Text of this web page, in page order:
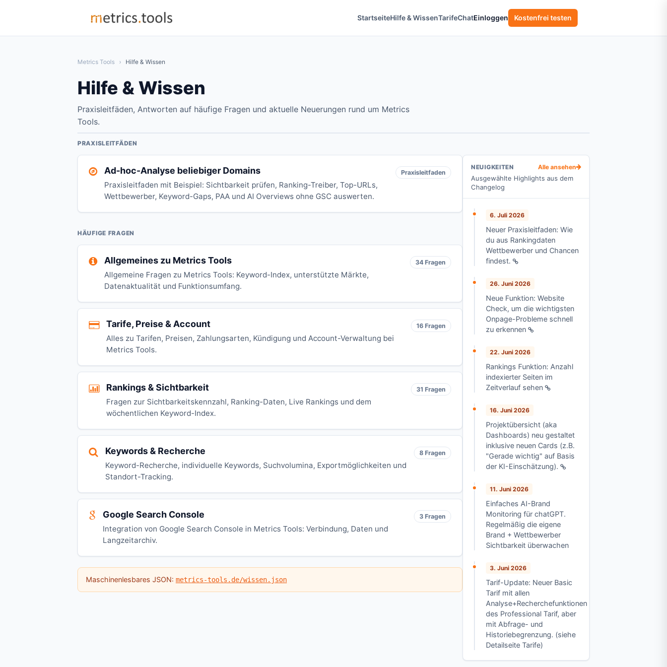
StartseiteHilfe & WissenTarifeChatEinloggen Kostenfrei testen
Metrics Tools › Hilfe & Wissen
Hilfe & Wissen
Praxisleitfäden, Antworten auf häufige Fragen und aktuelle Neuerungen rund um Metrics
Tools.
PRAXISLEITFÄDEN
Ad-hoc-Analyse beliebiger Domains
Praxisleitfaden mit Beispiel: Sichtbarkeit prüfen, Ranking-Treiber, Top-URLs,
Wettbewerber, Keyword-Gaps, PAA und AI Overviews ohne GSC auswerten.
Praxisleitfaden
HÄUFIGE FRAGEN
Allgemeines zu Metrics Tools
Allgemeine Fragen zu Metrics Tools: Keyword-Index, unterstützte Märkte,
Datenaktualität und Funktionsumfang.
34 Fragen
Tarife, Preise & Account
Alles zu Tarifen, Preisen, Zahlungsarten, Kündigung und Account-Verwaltung bei
Metrics Tools.
16 Fragen
Rankings & Sichtbarkeit
Fragen zur Sichtbarkeitskennzahl, Ranking-Daten, Live Rankings und dem
wöchentlichen Keyword-Index.
31 Fragen
Keywords & Recherche
Keyword-Recherche, individuelle Keywords, Suchvolumina, Exportmöglichkeiten und
Standort-Tracking.
8 Fragen
Google Search Console
Integration von Google Search Console in Metrics Tools: Verbindung, Daten und
Langzeitarchiv.
3 Fragen
Maschinenlesbares JSON: metrics-tools.de/wissen.json
NEUIGKEITEN Alle ansehen
Ausgewählte Highlights aus dem
Changelog
6. Juli 2026
Neuer Praxisleitfaden: Wie
du aus Rankingdaten
Wettbewerber und Chancen
findest.
26. Juni 2026
Neue Funktion: Website
Check, um die wichtigsten
Onpage-Probleme schnell
zu erkennen
22. Juni 2026
Rankings Funktion: Anzahl
indexierter Seiten im
Zeitverlauf sehen
16. Juni 2026
Projektübersicht (aka
Dashboards) neu gestaltet
inklusive neuen Cards (z.B.
"Gerade wichtig" auf Basis
der KI-Einschätzung).
11. Juni 2026
Einfaches AI-Brand
Monitoring für chatGPT.
Regelmäßig die eigene
Brand + Wettbewerber
Sichtbarkeit überwachen
3. Juni 2026
Tarif-Update: Neuer Basic
Tarif mit allen
Analyse+Recherchefunktionen
des Professional Tarif, aber
mit Abfrage- und
Historiebegrenzung. (siehe
Detailseite Tarife)